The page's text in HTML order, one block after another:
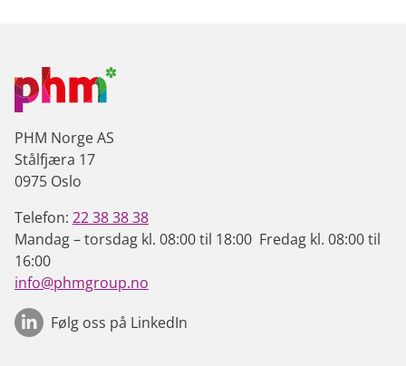
PHM Norge AS
Stålfjæra 17
0975 Oslo
Telefon: 22 38 38 38
Mandag – torsdag kl. 08:00 til 18:00 Fredag kl. 08:00 til
16:00
info@phmgroup.no
Følg oss på LinkedIn